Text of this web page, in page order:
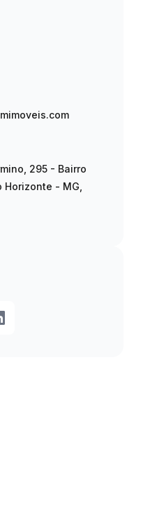
295 - Bairro
Horizonte - MG,